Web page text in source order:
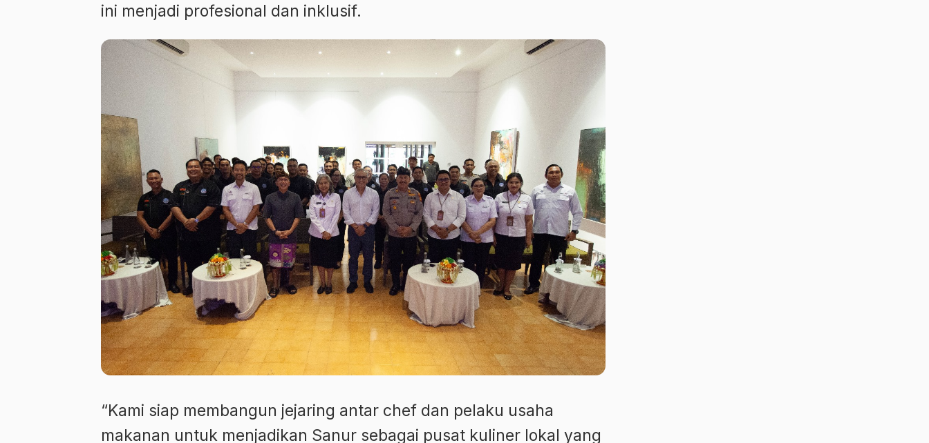
ini menjadi profesional dan inklusif.
“Kami siap membangun jejaring antar chef dan pelaku usaha
makanan untuk menjadikan Sanur sebagai pusat kuliner lokal yang